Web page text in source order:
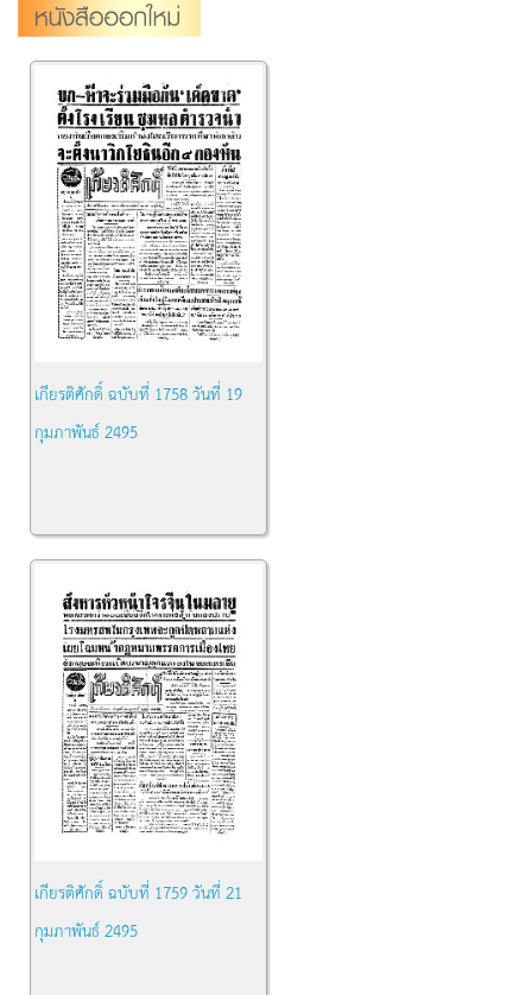
เกียรติศักดิ์ ฉบับที่ 1758 วันที่ 19
กุมภาพันธ์ 2495
เกียรติศักดิ์ ฉบับที่ 1759 วันที่ 21
กุมภาพันธ์ 2495